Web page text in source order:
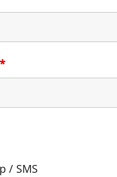
*
/ SMS